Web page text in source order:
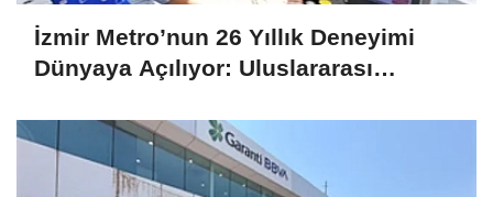
İzmir Metro’nun 26 Yıllık Deneyimi
Dünyaya Açılıyor: Uluslararası